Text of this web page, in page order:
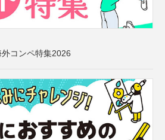
コンペ特集2026